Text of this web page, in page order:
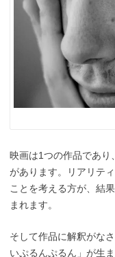
映画は1つの作品であり
があります。リアリテ
ことを考える方が、結
まれます。
そして作品に解釈がな
いぷるんぷるん」が生